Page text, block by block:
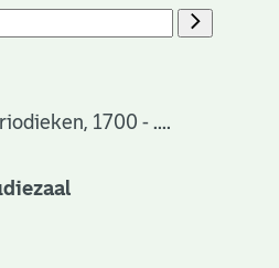
1700 - ....